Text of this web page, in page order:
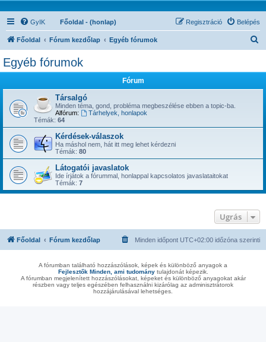
GyIK Főoldal - (honlap) Belépés
Regisztráció
Főoldal Fórum kezdőlap Egyéb fórumok
Egyéb fórumok
Fórum
Társalgó
Minden téma, gond, probléma megbeszélése ebben a topic-ba.
Alfórum:
Tárhelyek, honlapok
Témák: 64
Kérdések-válaszok
Ha máshol nem, hát itt meg lehet kérdezni
Témák: 80
Látogatói javaslatok
Ide írjátok a fórummal, honlappal kapcsolatos javaslataitokat
Témák: 7
Ugrás
Főoldal Fórum kezdőlap Minden időpont UTC+02:00 időzóna szerinti
A fórumban található hozzászólások, képek és különböző anyagok a
Fejlesztők Minden, ami tudománytulajdonát képezik.
A fórumban megjelenített hozzászólásokat, képeket és különböző anyagokat akár
részben vagy teljes egészében felhasználni kizárólag az adminisztrátorok
hozzájárulásával lehetséges.